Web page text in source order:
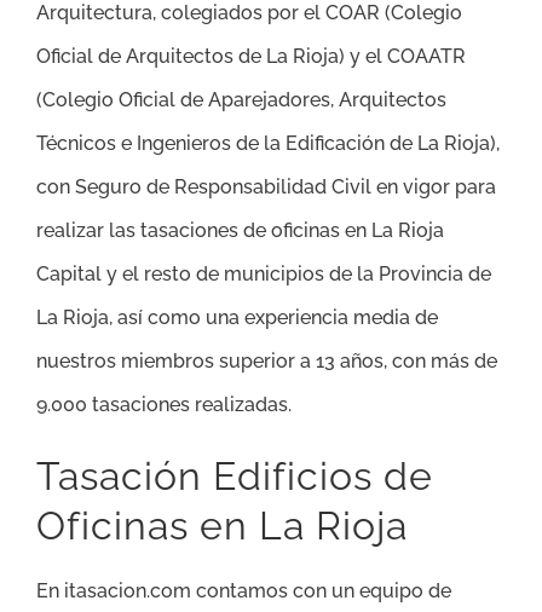
Arquitectura, colegiados por el COAR (Colegio
Oficial de Arquitectos de La Rioja) y el COAATR
(Colegio Oficial de Aparejadores, Arquitectos
Técnicos e Ingenieros de la Edificación de La Rioja),
con Seguro de Responsabilidad Civil en vigor para
realizar las tasaciones de oficinas en La Rioja
Capital y el resto de municipios de la Provincia de
La Rioja, así como una experiencia media de
nuestros miembros superior a 13 años, con más de
9.000 tasaciones realizadas.
Tasación Edificios de
Oficinas en La Rioja
En itasacion.com contamos con un equipo de